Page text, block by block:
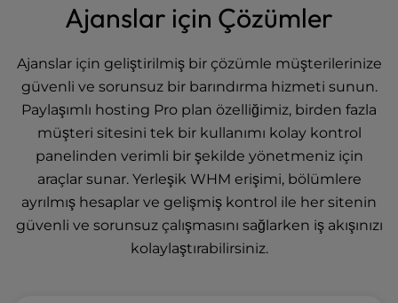
Ajanslar için Çözümler
Ajanslar için geliştirilmiş bir çözümle müşterilerinize
güvenli ve sorunsuz bir barındırma hizmeti sunun.
Paylaşımlı hosting Pro plan özelliğimiz, birden fazla
müşteri sitesini tek bir kullanımı kolay kontrol
panelinden verimli bir şekilde yönetmeniz için
araçlar sunar. Yerleşik WHM erişimi, bölümlere
ayrılmış hesaplar ve gelişmiş kontrol ile her sitenin
güvenli ve sorunsuz çalışmasını sağlarken iş akışınızı
kolaylaştırabilirsiniz.